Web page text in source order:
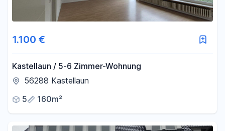
1.100 €
Kastellaun / 5-6 Zimmer-Wohnung
56288 Kastellaun
5
160m²